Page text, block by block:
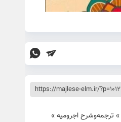
» ترجمه‌وشرح اجروميه»